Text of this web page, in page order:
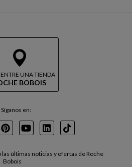
UNA TIENDA
BOBOIS
Síganos en:
Pinterest
YoutubeLinkedInTikTok
últimas noticias y ofertas de Roche
Bobois